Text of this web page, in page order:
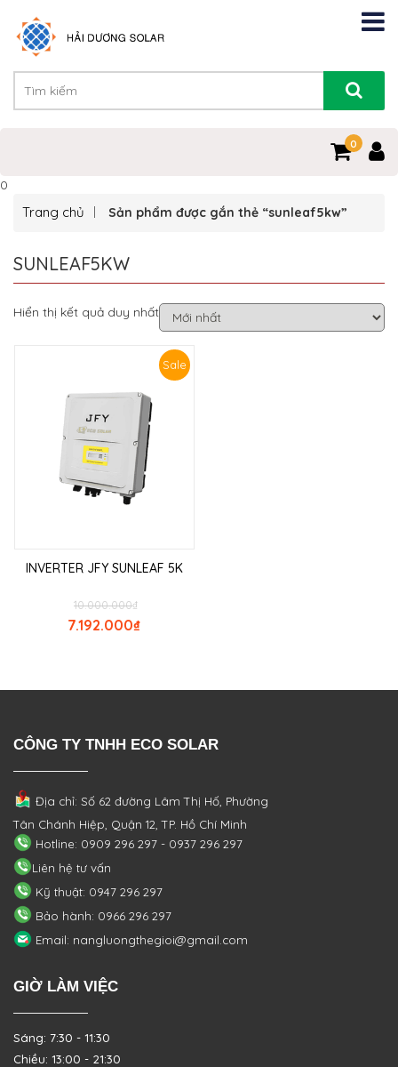
0
0
Trang chủ Sản phẩm được gắn thẻ “sunleaf5kw”
SUNLEAF5KW
Hiển thị kết quả duy nhất
Sale
INVERTER JFY SUNLEAF 5K
₫
10.000.000
₫
7.192.000
CÔNG TY TNHH ECO SOLAR
Địa chỉ: Số 62 đường Lâm Thị Hố, Phường
Tân Chánh Hiệp, Quận 12, TP. Hồ Chí Minh
Hotline: 0909 296 297 - 0937 296 297
Liên hệ tư vấn
Kỹ thuật: 0947 296 297
Bảo hành: 0966 296 297
Email: nangluongthegioi@gmail.com
GIỜ LÀM VIỆC
Sáng: 7:30 - 11:30
Chiều: 13:00 - 21:30